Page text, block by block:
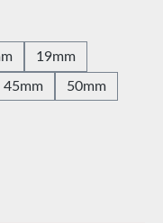
19mm
45mm
50mm